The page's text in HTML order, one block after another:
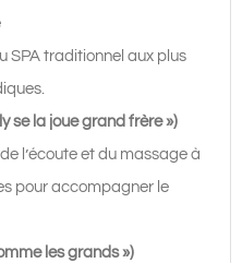
SPA traditionnel aux plus
se la joue grand frère »)
l’écoute et du massage à
pour accompagner le
les grands »)